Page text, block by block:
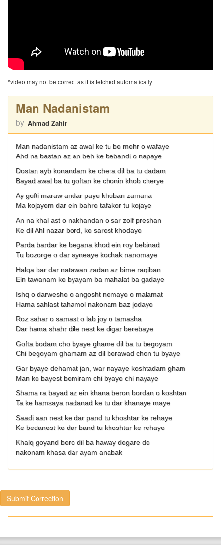
*video may not be correct as it is fetched automatically
Man Nadanistam
by Ahmad Zahir
Man nadanistam az awal ke tu be mehr o wafaye
Ahd na bastan az an beh ke bebandi o napaye
Dostan ayb konandam ke chera dil ba tu dadam
Bayad awal ba tu goftan ke chonin khob cherye
Ay gofti maraw andar paye khoban zamana
Ma kojayem dar ein bahre tafakor tu kojaye
An na khal ast o nakhandan o sar zolf preshan
Ke dil Ahl nazar bord, ke sarest khodaye
Parda bardar ke begana khod ein roy bebinad
Tu bozorge o dar ayneaye kochak nanomaye
Halqa bar dar natawan zadan az bime raqiban
Ein tawanam ke byayam ba mahalat ba gadaye
Ishq o darweshe o angosht nemaye o malamat
Hama sahlast tahamol nakonam baz jodaye
Roz sahar o samast o lab joy o tamasha
Dar hama shahr dile nest ke digar berebaye
Gofta bodam cho byaye ghame dil ba tu begoyam
Chi begoyam ghamam az dil berawad chon tu byaye
Gar byaye dehamat jan, war nayaye koshtadam gham
Man ke bayest bemiram chi byaye chi nayaye
Shama ra bayad az ein khana beron bordan o koshtan
Ta ke hamsaya nadanad ke tu dar khanaye maye
Saadi aan nest ke dar pand tu khoshtar ke rehaye
Ke bedanest ke dar band tu khoshtar ke rehaye
Khalq goyand bero dil ba haway degare de
nakonam khasa dar ayam anabak
Submit Correction